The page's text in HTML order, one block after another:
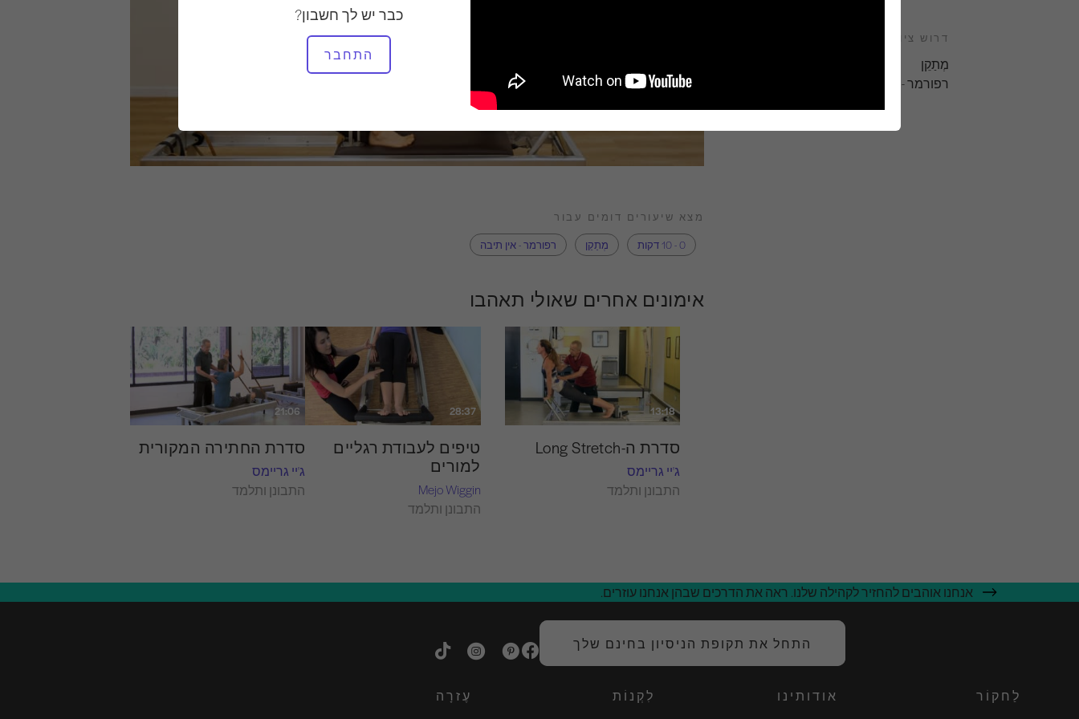
כבר יש לך חשבון?
התחבר
דרוש ציוד
מְתַקֵן
רפורמר - אין תיבה
מצא שיעורים דומים עבור
0 - 10 דקות
מְתַקֵן רפורמר - אין תיבה
אימונים אחרים שאולי תאהבו
13:18
סדרת ה-Long Stretch
ג'יי גריימס
התבונן ותלמד
28:37
טיפים לעבודת רגליים
למורים
Mejo Wiggin
התבונן ותלמד
21:06
סדרת החתירה המקורית
ג'יי גריימס
התבונן ותלמד
אנחנו אוהבים להחזיר לקהילה שלנו. ראה את הדרכים שבהן אנחנו עוזרים.
התחל את תקופת הניסיון בחינם שלך
לַחקוֹר אודותינו לִקְנוֹת עֶזרָה